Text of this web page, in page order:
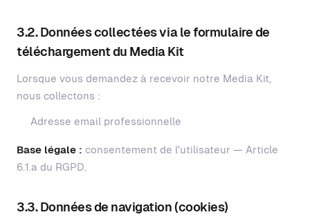
3.2. Données collectées via le formulaire de
téléchargement du Media Kit
Lorsque vous demandez à recevoir notre Media Kit,
nous collectons :
Adresse email professionnelle
Base légale : consentement de l'utilisateur — Article
6.1.a du RGPD.
3.3. Données de navigation (cookies)